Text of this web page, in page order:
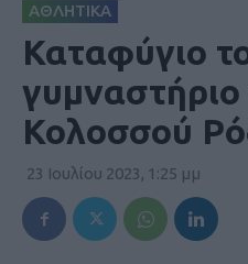
ΑΘΛΗΤΙΚΑ
Καταφύγιο
γυμναστήριο
Κολοσσού
23 Ιουλίου 2023, 1:25 μμ